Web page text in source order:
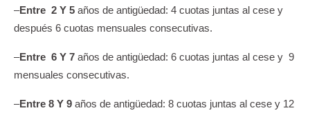
–Entre 2 Y 5 años de antigüedad: 4 cuotas juntas al cese y
después 6 cuotas mensuales consecutivas.
–Entre 6 Y 7 años de antigüedad: 6 cuotas juntas al cese y 9
mensuales consecutivas.
–Entre 8 Y 9 años de antigüedad: 8 cuotas juntas al cese y 12